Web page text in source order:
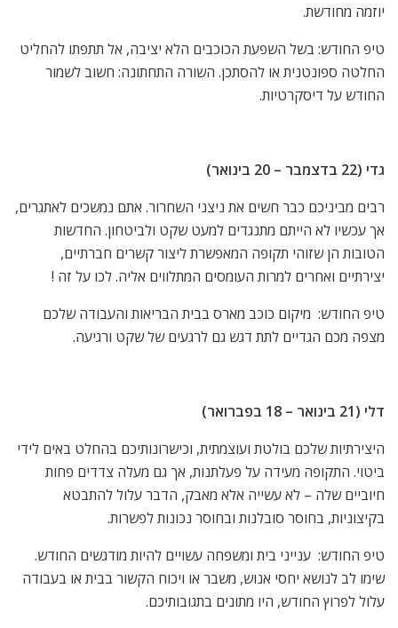
יוזמה מחודשת.
טיפ החודש: בשל השפעת הכוכבים הלא יציבה, אל תתפתו להחליט
החלטה ספונטנית או להסתכן. השורה התחתונה: חשוב לשמור
החודש על דיסקרטיות.
גדי (22 בדצמבר – 20 בינואר)
רבים מביניכם כבר חשים את ניצני השחרור. אתם נמשכים לאתגרים,
אך עכשיו לא הייתם מתנגדים למעט שקט ולביטחון. החדשות
הטובות הן שזוהי תקופה המאפשרת ליצור קשרים חברתיים,
יצירתיים ואחרים למרות העומסים המתלווים אליה. לכו על זה !
טיפ החודש: מיקום כוכב מארס בבית הבריאות והעבודה שלכם
מצפה מכם הגדיים לתת דגש גם לרגעים של שקט ורגיעה.
דלי (21 בינואר – 18 בפברואר)
היצירתיות שלכם בולטת ועוצמתית, וכישרונותיכם בהחלט באים לידי
ביטוי. התקופה מעידה על פעלתנות, אך גם מעלה צדדים פחות
חיוביים שלה – לא עשייה אלא מאבק, הדבר עלול להתבטא
בקיצוניות, בחוסר סובלנות ובחוסר נכונות לפשרות.
טיפ החודש: ענייני בית ומשפחה עשויים להיות מודגשים החודש.
שימו לב לנושא יחסי אנוש, משבר או ויכוח הקשור בבית או בעבודה
עלול לפרוץ החודש, היו מתונים בתגובותיכם.